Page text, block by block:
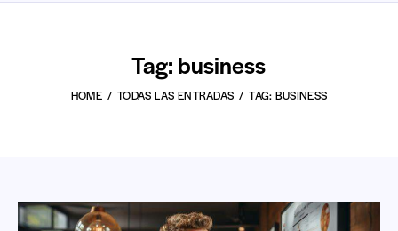
Tag: business
HOME TODAS LAS ENTRADAS TAG: BUSINESS